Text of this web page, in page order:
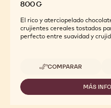
800 G
El rico y aterciopelado
crujientes cereales tostados
perfecto entre suavidad y
COMPARAR
-
CALLEBAUT
SELECTION
-
MÁS INFO
-